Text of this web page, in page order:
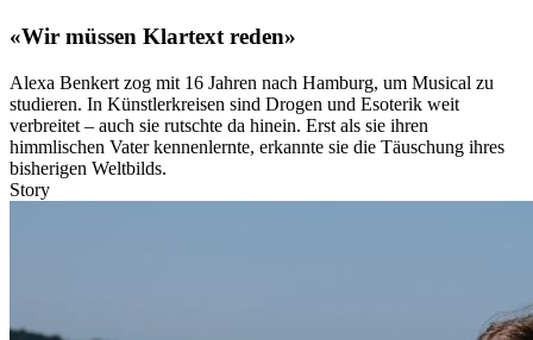
«Wir müssen Klartext reden»
Alexa Benkert zog mit 16 Jahren nach Hamburg, um Musical zu
studieren. In Künstlerkreisen sind Drogen und Esoterik weit
verbreitet – auch sie rutschte da hinein. Erst als sie ihren
himmlischen Vater kennenlernte, erkannte sie die Täuschung ihres
bisherigen Weltbilds.
Story